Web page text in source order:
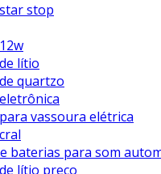
stop
lítio
quartzo
vassoura elétrica
baterias para som
lítio preço